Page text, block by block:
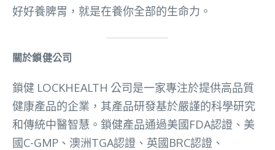
好好養脾胃，就是在養你全部的生命力。
關於鎖健公司
鎖健 LOCKHEALTH 公司是一家專注於提供高品質
健康產品的企業，其產品研發基於嚴謹的科學研究
和傳統中醫智慧。鎖健產品通過美國FDA認證、美
國C-GMP、澳洲TGA認證、英國BRC認證、